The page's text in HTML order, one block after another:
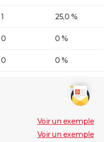
1 25,0 %
0 0 %
0 0 %
Voir un exemple
Voir un exemple